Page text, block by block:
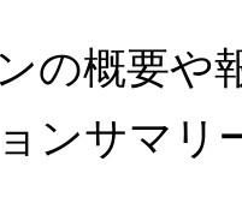
の概要や
ンサマリ